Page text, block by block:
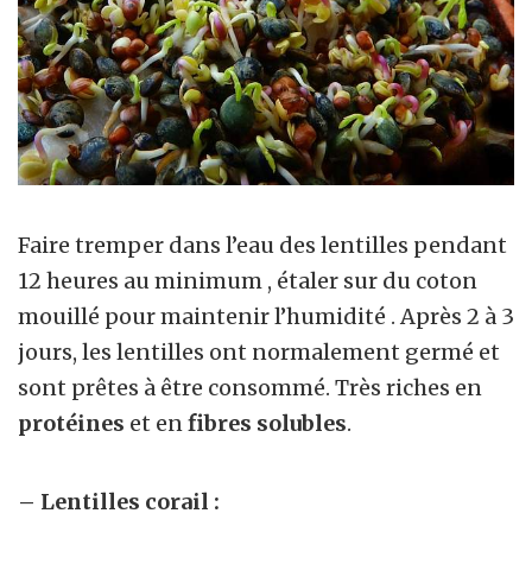
Faire tremper dans l’eau des lentilles pendant
12 heures au minimum , étaler sur du coton
mouillé pour maintenir l’humidité . Après 2 à 3
jours, les lentilles ont normalement germé et
sont prêtes à être consommé. Très riches en
protéines et enfibres solubles.
– Lentilles corail :